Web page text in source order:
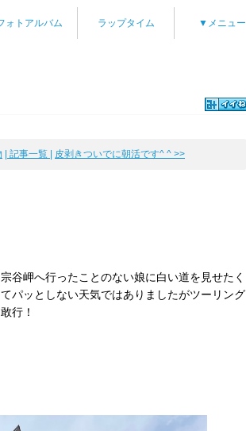
ォトアルバム ラップタイム ▼メニュー
| 記事一覧 | 皮剥きついでに朝活です^ ^ >>
宗谷岬へ行ったことのない娘に白い道を見せたく
てパッとしない天気ではありましたがツーリング
敢行！